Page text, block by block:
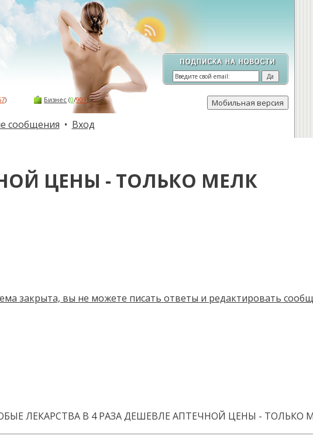
) Бизнес (0/901)
сообщения • Вход
ЦЕНЫ - ТОЛЬКО МЕЛК
ЛЕКАРСТВА В 4 РАЗА ДЕШЕВЛЕ АПТЕЧНОЙ ЦЕНЫ - ТОЛЬКО